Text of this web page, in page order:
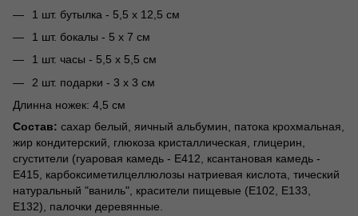
1 шт. бутылка - 5,5 х 12,5 см
1 шт. бокалы - 5 х 7 см
1 шт. часы - 5,5 х 5,5 см
2 шт. подарки - 3 х 3 см
Длинна ножек: 4,5 см
Состав: сахар белый, яичный альбумин, патока крохмальная,
жир кондитерский, глюкоза кристаллическая, глицерин,
сгустители (гуаровая камедь - Е412, ксантановая камедь -
Е415, карбоксиметилцеллюлозы натриевая кислота, тический
натуральный "ваниль", красители пищевые (Е102, Е133,
Е132), палочки деревянные.